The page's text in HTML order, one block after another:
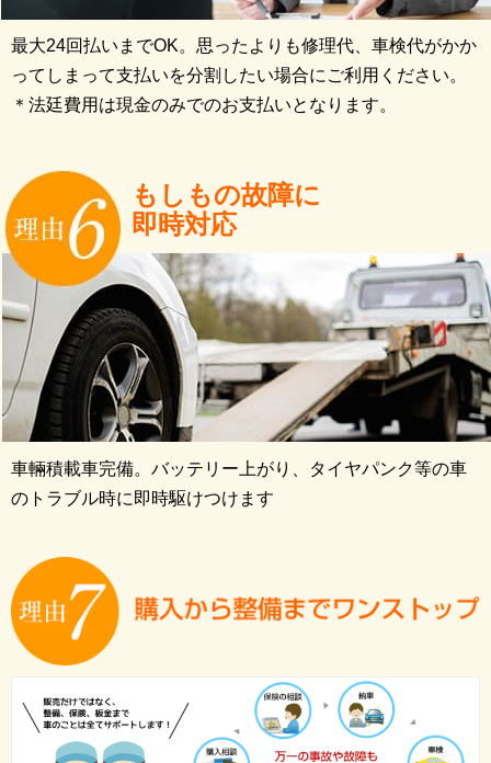
最大24回払いまでOK。思ったよりも修理代、車検代がかか
ってしまって支払いを分割したい場合にご利用ください。
＊法廷費用は現金のみでのお支払いとなります。
もしもの故障に
即時対応
車輛積載車完備。バッテリー上がり、タイヤパンク等の車
のトラブル時に即時駆けつけます